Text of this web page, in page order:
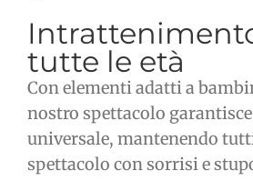
tutte le età
Con elementi adatti a
nostro spettacolo
universale, mantenendo
spettacolo con sorrisi e